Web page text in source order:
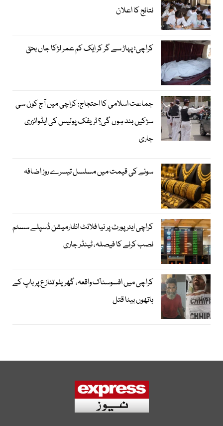
نتائج کا اعلان
کراچی؛ پہاڑ سے گر کر ایک کم عمر لڑکا جاں بحق
جماعت اسلامی کا احتجاج: کراچی میں آج کون سی
سڑکیں بند ہوں گی؟ ٹریفک پولیس کی ایڈوائزری
جاری
سونے کی قیمت میں مسلسل تیسرے روز اضافہ
کراچی ایئرپورٹ پر نیا فلائٹ انفارمیشن ڈسپلے سسٹم
نصب کرنے کا فیصلہ، ٹینڈر جاری
کراچی میں افسوسناک واقعہ، گھریلو تنازع پر باپ کے
ہاتھوں بیٹا قتل